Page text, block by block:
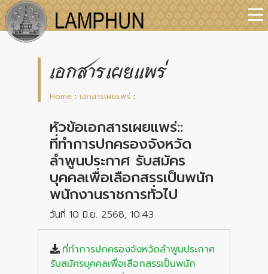
เอกสารเผยแพร่
Home : เอกสารเผยแพร่ :
หัวข้อเอกสารเผยแพร่::
ที่ทำการปกครองจังหวัด
ลำพูนประกาศ รับสมัคร
บุคคลเพื่อเลือกสรรเป็นพนัก
พนักงานราชการทั่วไป
วันที่ 10 มิ.ย. 2568, 10:43
ที่ทำการปกครองจังหวัดลำพูนประกาศ
รับสมัครบุคคลเพื่อเลือกสรรเป็นพนัก